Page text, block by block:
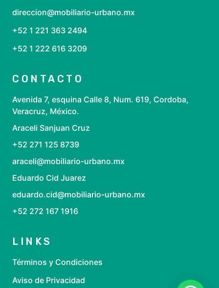
direccion@mobiliario-urbano.mx
+52 1 221 363 2494
+52 1 222 616 3209
CONTACTO
Avenida 7, esquina Calle 8, Num. 619, Cordoba,
Veracruz, México.
Araceli Sanjuan Cruz
+52 271 125 8739
araceli@mobiliario-urbano.mx
Eduardo Cid Juarez
eduardo.cid@mobiliario-urbano.mx
+52 272 167 1916
LINKS
Términos y Condiciones
Aviso de Privacidad